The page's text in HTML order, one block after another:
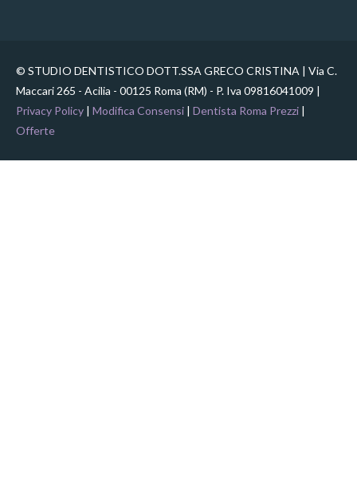
© STUDIO DENTISTICO DOTT.SSA GRECO CRISTINA | Via C.
Maccari 265 - Acilia - 00125 Roma (RM) - P. Iva 09816041009 |
Privacy Policy | Modifica Consensi | Dentista Roma Prezzi |
Offerte